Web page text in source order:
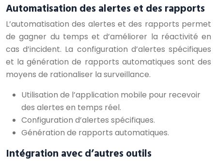
Automatisation des alertes et des rapports
L’automatisation des alertes et des rapports permet
de gagner du temps et d’améliorer la réactivité en
cas d’incident. La configuration d’alertes spécifiques
et la génération de rapports automatiques sont des
moyens de rationaliser la surveillance.
Utilisation de l’application mobile pour recevoir
des alertes en temps réel.
Configuration d’alertes spécifiques.
Génération de rapports automatiques.
Intégration avec d’autres outils